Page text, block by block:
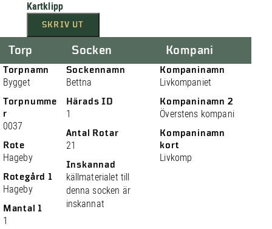
Kartklipp
SKRIV UT
Torp
Torpnamn
Bygget
Torpnumme
r
0037
Rote
Hageby
Rotegård 1
Hageby
Mantal 1
1
Socken
Sockennamn
Bettna
Härads ID
1
Antal Rotar
21
Inskannad
källmaterialet till
denna socken är
inskannat
Kompani
Kompaninamn
Livkompaniet
Kompaninamn 2
Överstens kompani
Kompaninamn
kort
Livkomp